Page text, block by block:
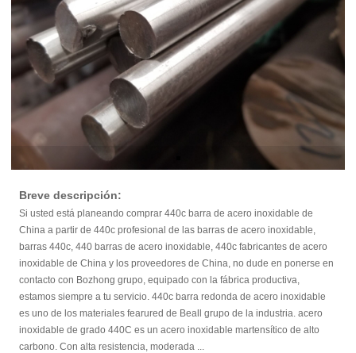
Breve descripción:
Si usted está planeando comprar 440c barra de acero inoxidable de
China a partir de 440c profesional de las barras de acero inoxidable,
barras 440c, 440 barras de acero inoxidable, 440c fabricantes de acero
inoxidable de China y los proveedores de China, no dude en ponerse en
contacto con Bozhong grupo, equipado con la fábrica productiva,
estamos siempre a tu servicio. 440c barra redonda de acero inoxidable
es uno de los materiales fearured de Beall grupo de la industria. acero
inoxidable de grado 440C es un acero inoxidable martensítico de alto
carbono. Con alta resistencia, moderada ...